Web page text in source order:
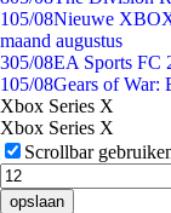
105/08Nieuwe XBOX
maand augustus
305/08EA Sports FC
105/08Gears of War:
Xbox Series X
Xbox Series X
Scrollbar
opslaan